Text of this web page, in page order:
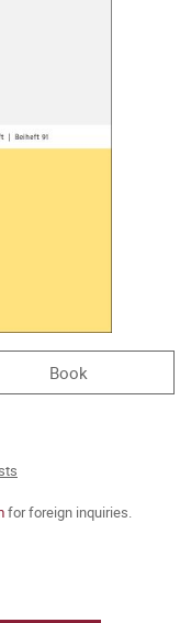
Book
for foreign inquiries.